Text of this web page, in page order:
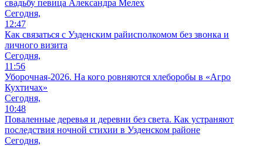
свадьбу певица Александра Мелех
Сегодня,
12:47
Как связаться с Узденским райисполкомом без звонка и
личного визита
Сегодня,
11:56
Уборочная-2026. На кого ровняются хлеборобы в «Агро
Кухтичах»
Сегодня,
10:48
Поваленные деревья и деревни без света. Как устраняют
последствия ночной стихии в Узденском районе
Сегодня,